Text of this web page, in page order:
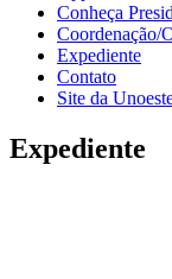
Conheça
Coordenação/
Expediente
Contato
Site da
Expediente